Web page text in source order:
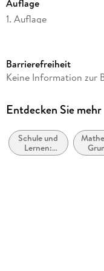
Auflage
1. Auflage
Reihe
Autor/Autorin
Verlag/Hersteller
Stark Verlag GmbH
Barrierefreiheit
Keine Information zur
Entdecken Sie mehr
Schule und
Lernen:
Mathematik